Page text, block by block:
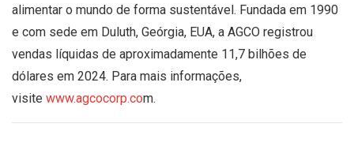
alimentar o mundo de forma sustentável. Fundada em 1990
e com sede em Duluth, Geórgia, EUA, a AGCO registrou
vendas líquidas de aproximadamente 11,7 bilhões de
dólares em 2024. Para mais informações,
visite www.agcocorp.com.